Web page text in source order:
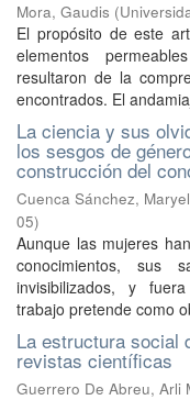
Mora, Gaudis (
El propósito de este
elementos
resultaron de la
encontrados. El
La ciencia y sus
los sesgos de
construcción del
Cuenca Sánchez,
05)
Aunque las mujeres
conocimientos, sus
invisibilizados, y
trabajo pretende como
La estructura social
revistas científicas
Guerrero De Abreu, Arli